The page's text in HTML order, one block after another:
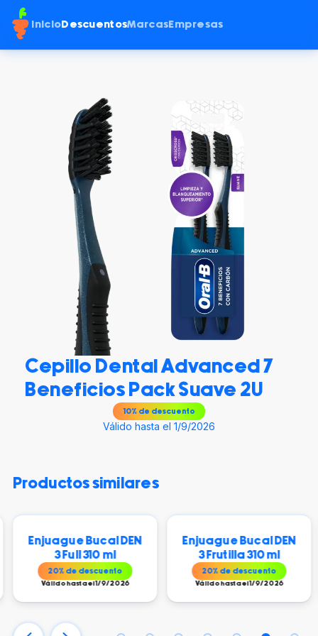
Inicio DescuentosMarcas Empresas
Cepillo Dental Advanced 7
Beneficios Pack Suave 2U
10% de descuento
Válido hasta el 1/9/2026
productos similares
Enjuague Bucal DEN
3 Full 310 ml
20% de descuento
Válido hasta el 1/9/2026
Enjuague Bucal DEN
3 Frutilla 310 ml
20% de descuento
Válido hasta el 1/9/2026